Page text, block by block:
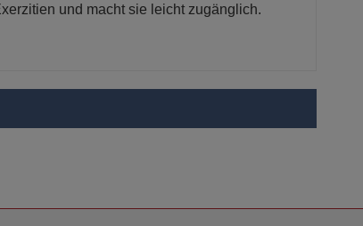
und macht sie leicht zugänglich.